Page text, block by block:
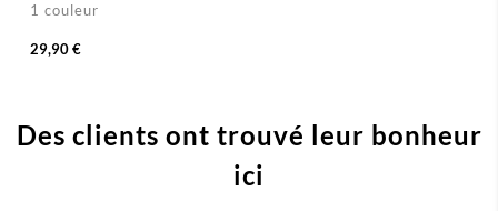
1 couleur
29,90 €
Des clients ont trouvé leur bonheur
ici